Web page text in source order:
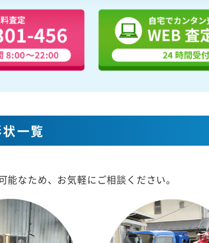
一覧
なため、お気軽にご相談ください。